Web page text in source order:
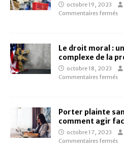
octobre 19, 2023
Commentaires fermés
Le droit moral :
complexe de la
octobre 18, 2023
Commentaires fermés
Porter plainte
comment agir
octobre 17, 2023
Commentaires fermés